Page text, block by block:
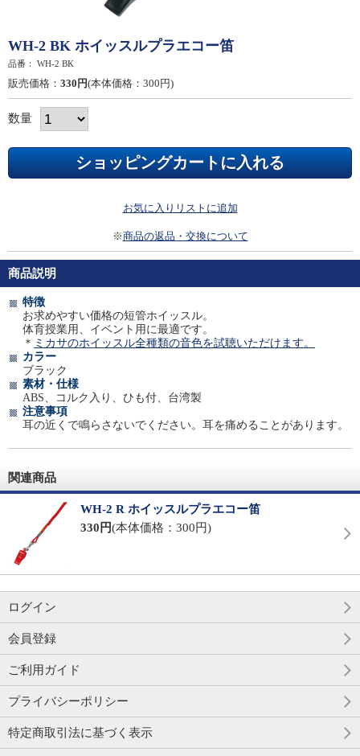
WH-2 BK ホイッスルプラエコー笛
品番： WH-2 BK
販売価格： 330円(本体価格：300円)
数量
お気に入りリストに追加
※商品の返品・交換について
商品説明
特徴
お求めやすい価格の短管ホイッスル。
体育授業用、イベント用に最適です。
＊ ミカサのホイッスル全種類の音色を試聴いただけます。
カラー
ブラック
素材・仕様
ABS、コルク入り、ひも付、台湾製
注意事項
耳の近くで鳴らさないでください。耳を痛めることがあります。
関連商品
WH-2 R ホイッスルプラエコー笛
330円(本体価格：300円)
ログイン
会員登録
ご利用ガイド
プライバシーポリシー
特定商取引法に基づく表示